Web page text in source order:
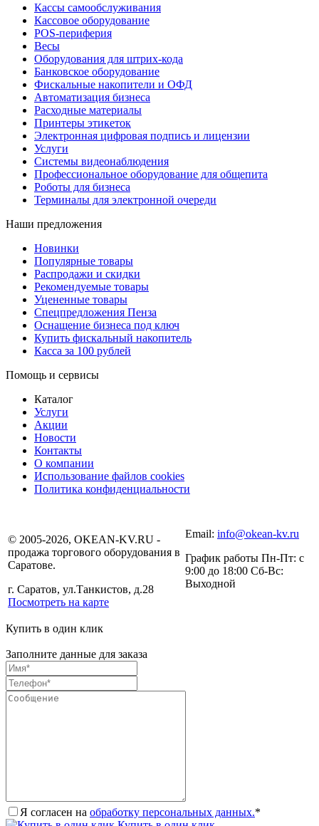
Кассы самообслуживания
Кассовое оборудование
POS-периферия
Весы
Оборудования для штрих-кода
Банковское оборудование
Фискальные накопители и ОФД
Автоматизация бизнеса
Расходные материалы
Принтеры этикеток
Электронная цифровая подпись и лицензии
Услуги
Системы видеонаблюдения
Профессиональное оборудование для общепита
Роботы для бизнеса
Терминалы для электронной очереди
Наши предложения
Новинки
Популярные товары
Распродажи и скидки
Рекомендуемые товары
Уцененные товары
Спецпредложения Пенза
Оснащение бизнеса под ключ
Купить фискальный накопитель
Касса за 100 рублей
Помощь и сервисы
Каталог
Услуги
Акции
Новости
Контакты
О компании
Использование файлов cookies
Политика конфиденциальности
© 2005-2026, OKEAN-KV.RU -
продажа торгового оборудования в
Саратове.
г. Саратов, ул.Танкистов, д.28
Посмотреть на карте
Email: info@okean-kv.ru
График работы Пн-Пт: с
9:00 до 18:00 Сб-Вс:
Выходной
Купить в один клик
Заполните данные для заказа
Я согласен на обработку персональных данных.*